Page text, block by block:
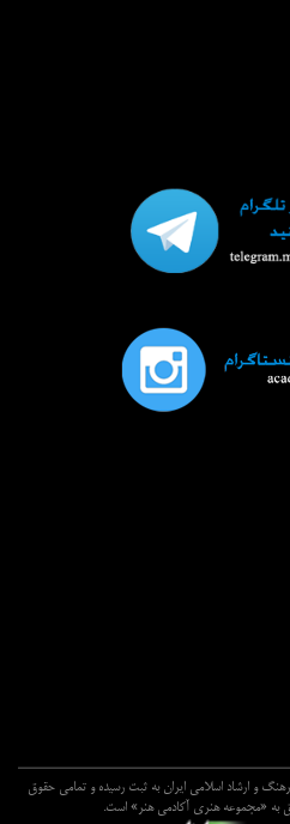
و ارشاد اسلامي ايران به ثبت رسيده و تمامي حقوق
به «مجموعه هنري آکادمي هنر» است.